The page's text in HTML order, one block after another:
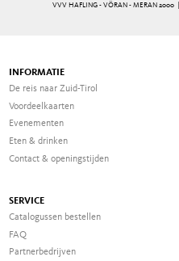
VVV HAFLING - VÖRAN - MERAN 2000 |
INFORMATIE
De reis naar Zuid-Tirol
Voordeelkaarten
Evenementen
Eten & drinken
Contact & openingstijden
SERVICE
Catalogussen bestellen
FAQ
Partnerbedrijven